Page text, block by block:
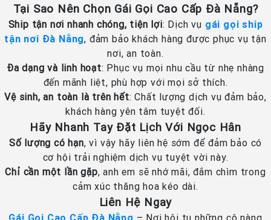
Tại Sao Nên Chọn Gái Gọi Cao Cấp Đà Nẵng?
Ship tận nơi nhanh chóng, tiện lợi: Dịch vụ gái gọi ship
tận nơi Đà Nẵng, đảm bảo khách hàng được phục vụ tận
nơi, an toàn.
Đa dạng và linh hoạt: Phục vụ mọi nhu cầu từ nhẹ nhàng
đến mãnh liệt, phù hợp với mọi sở thích.
Vệ sinh, an toàn là trên hết: Chất lượng dịch vụ đảm bảo,
khách hàng yên tâm tuyệt đối.
Hãy Nhanh Tay Đặt Lịch Với Ngọc Hân
Số lượng có hạn, vì vậy hãy liên hệ sớm để đảm bảo có
cơ hội trải nghiệm dịch vụ tuyệt vời này.
Chỉ cần một lần gặp, anh em sẽ nhớ mãi, đắm chìm trong
cảm xúc thăng hoa kéo dài.
Liên Hệ Ngay
Gái Gọi Cao Cấp Đà Nẵng – Nơi hội tụ những cô nàng